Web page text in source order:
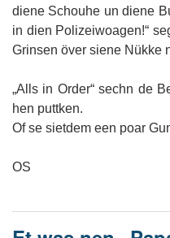
diene Schouhe un diene
in dien Polizeiwoagen!“
Grinsen över siene Nükke
„Alls in Order“ sechn de
hen puttken.
Of se sietdem een poar
OS